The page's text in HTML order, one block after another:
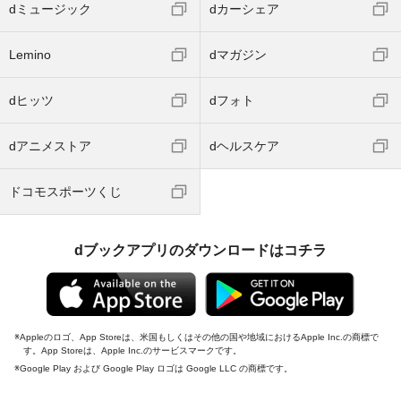
dミュージック dカーシェア
Lemino dマガジン
dヒッツ dフォト
dアニメストア dヘルスケア
ドコモスポーツくじ
dブックアプリのダウンロードはコチラ
Appleのロゴ、App Storeは、米国もしくはその他の国や地域におけるApple Inc.の商標で
す。App Storeは、Apple Inc.のサービスマークです。
Google Play および Google Play ロゴは Google LLC の商標です。